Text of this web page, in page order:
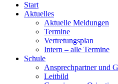
Start
Aktuelles
Aktuelle Meldungen
Termine
Vertretungsplan
Intern – alle Termine
Schule
Ansprechpartner und
Leitbild